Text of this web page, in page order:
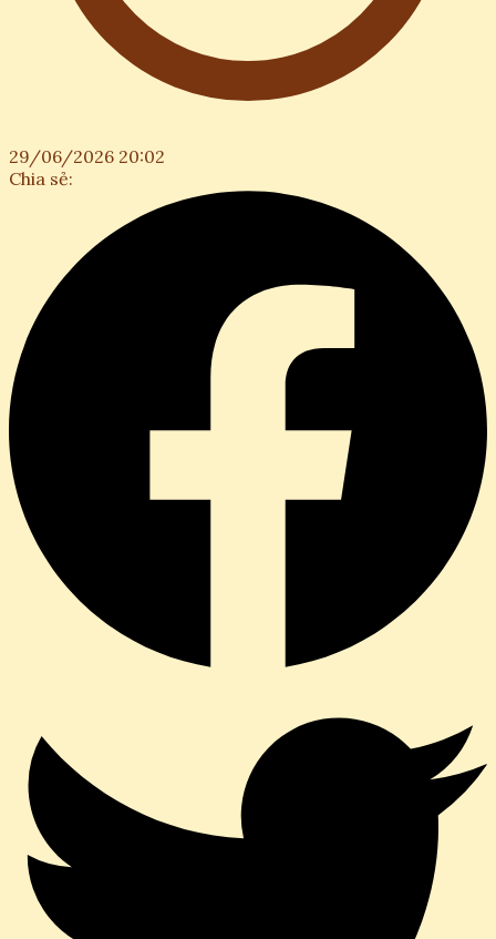
29/06/2026 20:02
Chia sẻ: